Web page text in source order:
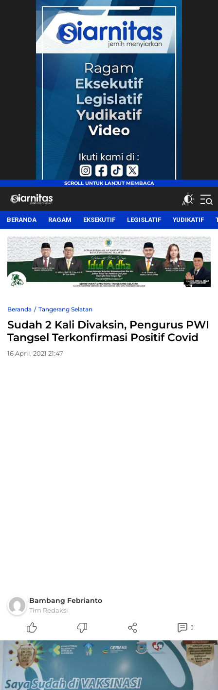
siarnitas
Jernih Menyiarkan
BERANDA RAGAM EKSEKUTIF LEGISLATIF YUDIKATIF
Beranda Tangerang Selatan
Sudah 2 Kali Divaksin, Pengurus PWI
Tangsel Terkonfirmasi Positif Covid
16 April, 2021 21:47
Bambang Febrianto
Tim Redaksi
0